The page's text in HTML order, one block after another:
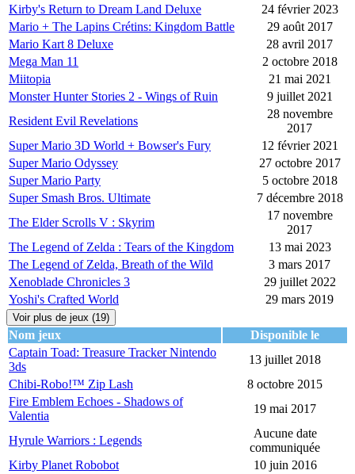
Kirby's Return to Dream Land Deluxe
24 février 2023
Mario + The Lapins Crétins: Kingdom Battle
29 août 2017
Mario Kart 8 Deluxe
28 avril 2017
Mega Man 11
2 octobre 2018
Miitopia
21 mai 2021
Monster Hunter Stories 2 - Wings of Ruin
9 juillet 2021
Resident Evil Revelations
28 novembre
2017
Super Mario 3D World + Bowser's Fury
12 février 2021
Super Mario Odyssey
27 octobre 2017
Super Mario Party
5 octobre 2018
Super Smash Bros. Ultimate
7 décembre 2018
The Elder Scrolls V : Skyrim
17 novembre
2017
The Legend of Zelda : Tears of the Kingdom
13 mai 2023
The Legend of Zelda, Breath of the Wild
3 mars 2017
Xenoblade Chronicles 3
29 juillet 2022
Yoshi's Crafted World
29 mars 2019
Voir plus de jeux (19)
Nom jeux
Disponible le
Captain Toad: Treasure Tracker Nintendo
3ds
13 juillet 2018
Chibi-Robo!™ Zip Lash
8 octobre 2015
Fire Emblem Echoes - Shadows of
Valentia
19 mai 2017
Hyrule Warriors : Legends
Aucune date
communiquée
Kirby Planet Robobot
10 juin 2016